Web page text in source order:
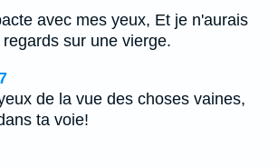
avec mes yeux, Et je n'aurais
sur une vierge.
de la vue des choses vaines,
ta voie!